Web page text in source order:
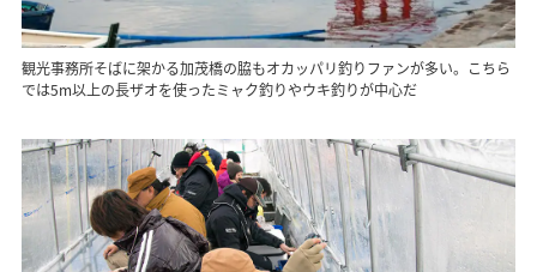
観光事務所そばに架かる加茂橋の脇もオカッパリ釣りファンが多い。こちら
では5m以上の長ザオを使ったミャク釣りやウキ釣りが中心だ